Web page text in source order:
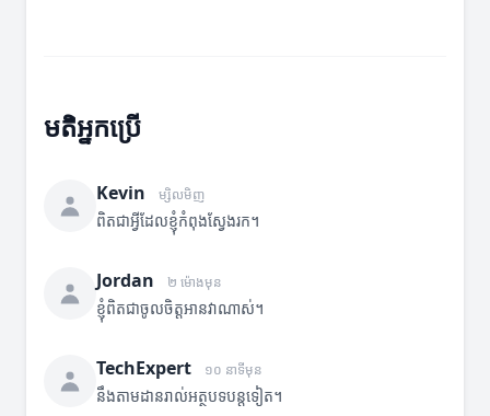
មតិអ្នកប្រើ
Kevin ម្សិលមិញ
ពិតជាអ្វីដែលខ្ញុំកំពុងស្វែងរក។
Jordan ២ ម៉ោងមុន
ខ្ញុំពិតជាចូលចិត្តអានវាណាស់។
TechExpert ១០ នាទីមុន
នឹងតាមដានរាល់អត្ថបទបន្តទៀត។